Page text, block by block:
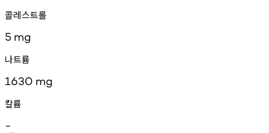
콜레스트롤
5 mg
나트륨
1630 mg
칼륨
-